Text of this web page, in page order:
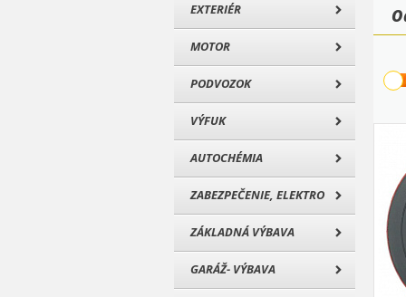
EXTERIÉR
MOTOR
PODVOZOK
VÝFUK
AUTOCHÉMIA
ZABEZPEČENIE, ELEKTRO
ZÁKLADNÁ VÝBAVA
GARÁŽ- VÝBAVA